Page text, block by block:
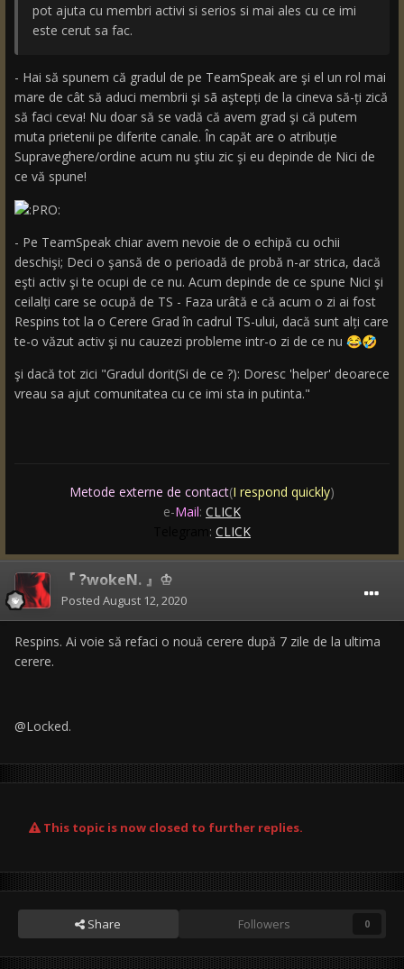
pot ajuta cu membri activi si serios si mai ales cu ce imi
este cerut sa fac.
- Hai să spunem că gradul de pe TeamSpeak are şi el un rol mai
mare de cât să aduci membrii şi sã aştepți de la cineva să-ți zică
să faci ceva! Nu doar să se vadă că avem grad şi că putem
muta prietenii pe diferite canale. În capăt are o atribuție
Supraveghere/ordine acum nu ştiu zic şi eu depinde de Nici de
ce vă spune!
- Pe TeamSpeak chiar avem nevoie de o echipă cu ochii
deschişi; Deci o şansă de o perioadă de probă n-ar strica, dacă
eşti activ şi te ocupi de ce nu. Acum depinde de ce spune Nici şi
ceilalți care se ocupă de TS - Faza urâtă e că acum o zi ai fost
Respins tot la o Cerere Grad în cadrul TS-ului, dacă sunt alți care
te-o văzut activ şi nu cauzezi probleme intr-o zi de ce nu 😂🤣
şi dacă tot zici "Gradul dorit(Si de ce ?): Doresc 'helper' deoarece
vreau sa ajut comunitatea cu ce imi sta in putinta."
Metode externe de contact(I respond quickly)
e-Mail: CLICK
: CLICK
『 ?wokeN. 』♔
Posted August 12, 2020
Respins. Ai voie să refaci o nouă cerere după 7 zile de la ultima
cerere.
@Locked.
This topic is now closed to further replies.
Share Followers 0